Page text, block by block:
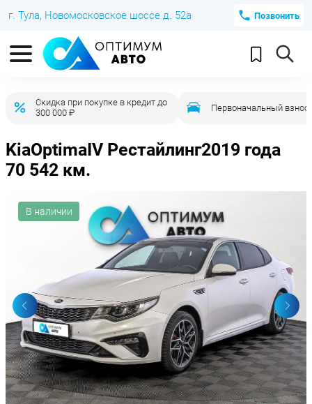
г. Тула, Новомосковское шоссе д. 52а Позвонить
Скидка при покупке в кредит до
300 000 ₽
Первоначальный взнос
KiaOptimaIV Рестайлинг2019 года
70 542 км.
В наличии